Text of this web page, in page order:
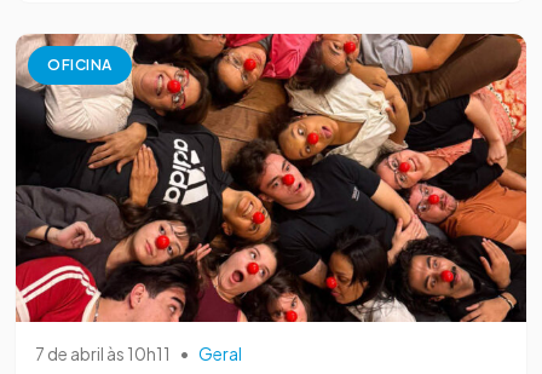
OFICINA
7 de abril às 10h11 • Geral